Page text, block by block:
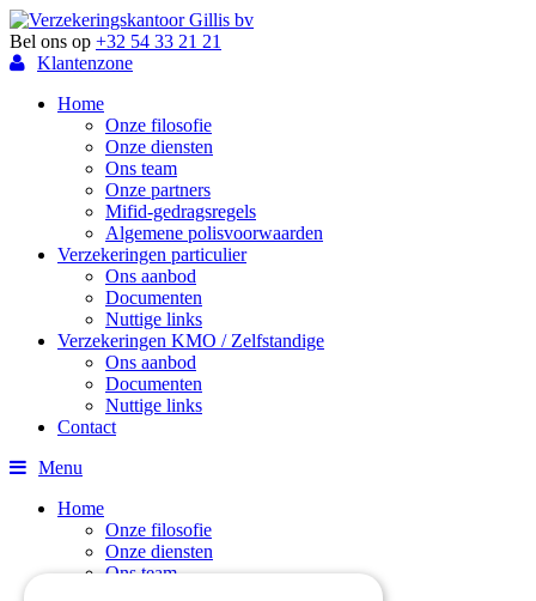
Bel ons op +32 54 33 21 21
Klantenzone
Home
Onze filosofie
Onze diensten
Ons team
Onze partners
Mifid-gedragsregels
Algemene polisvoorwaarden
Verzekeringen particulier
Ons aanbod
Documenten
Nuttige links
Verzekeringen KMO / Zelfstandige
Ons aanbod
Documenten
Nuttige links
Contact
Menu
Home
Onze filosofie
Onze diensten
Ons team